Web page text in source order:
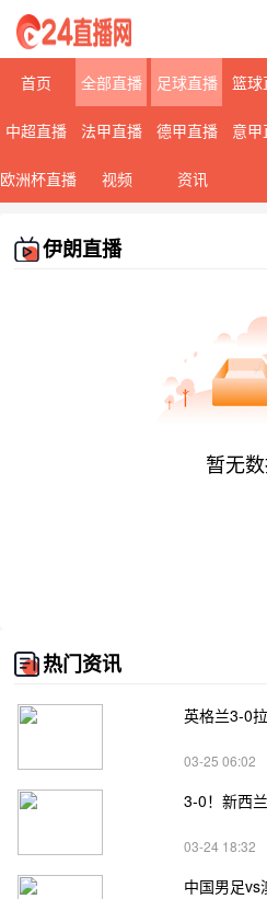
首页 全部直播 足球直播 篮球
中超直播 法甲直播 德甲直播 意甲
欧洲杯直播 视频 资讯
伊朗直播
暂无
热门资讯
03-25 06:02
03-24 18:32